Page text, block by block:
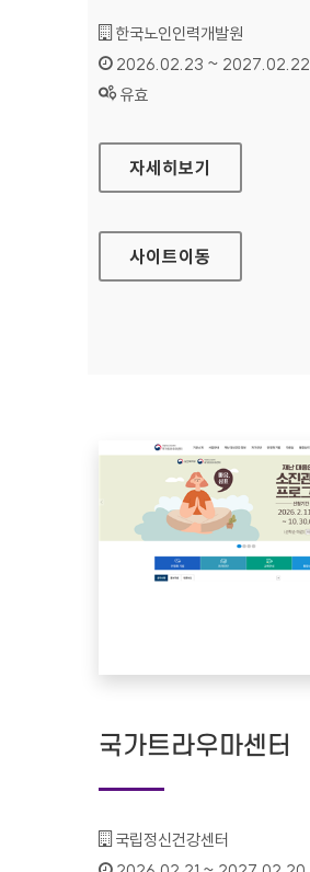
기관명 :
한국노인인력개발원
인증기간 :
2026.02.23 ~ 2027.02.22
상태 :
유효
노인일자리 여기
자세히보기
사이트이동
국가트라우마센터
기관명 :
국립정신건강센터